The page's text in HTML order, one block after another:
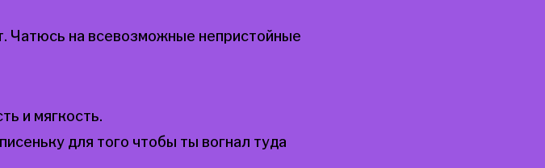
Чатюсь на всевозможные непристойные
и мягкость.
для того чтобы ты вогнал туда